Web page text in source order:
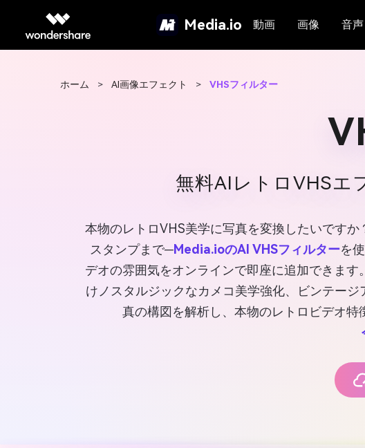
Media.io 動画 画像 音声
ホーム > AI画像エフェクト > VHSフィルター
無料AIレトロVHSエ
本物のレトロVHS美学に写真を変換したいです
スタンプまで─Media.ioのAI VHSフィルターを
デオの雰囲気をオンラインで即座に追加できま
けノスタルジックなカメコ美学強化、ビンテー
真の構図を解析し、本物のレトロビデオ特